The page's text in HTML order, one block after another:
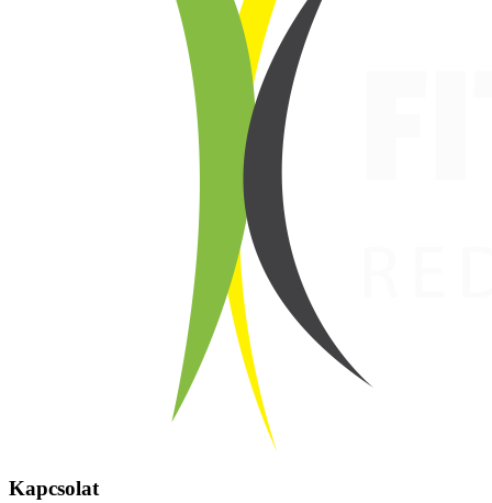
Kapcsolat